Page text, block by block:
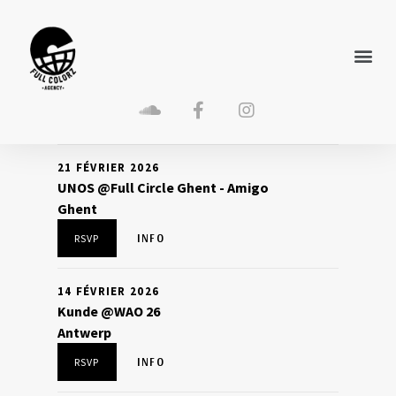
21 FÉVRIER 2026
UNOS @Full Circle Ghent - Amigo
Ghent
RSVP INFO
14 FÉVRIER 2026
Kunde @WAO 26
Antwerp
RSVP INFO